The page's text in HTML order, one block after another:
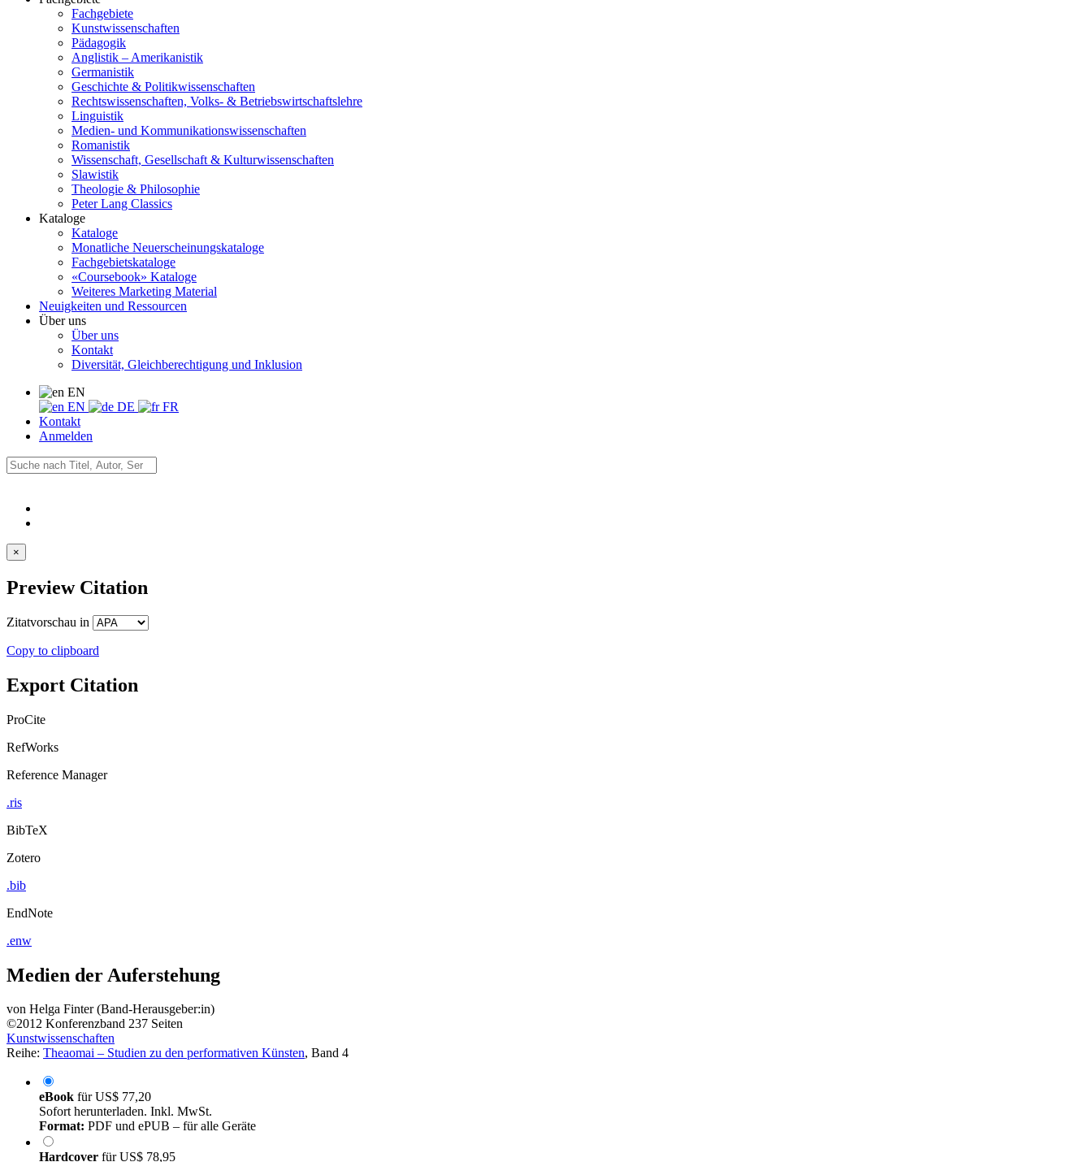
Fachgebiete
Kunstwissenschaften
Pädagogik
Anglistik – Amerikanistik
Germanistik
Geschichte & Politikwissenschaften
Rechtswissenschaften, Volks- & Betriebswirtschaftslehre
Linguistik
Medien- und Kommunikationswissenschaften
Romanistik
Wissenschaft, Gesellschaft & Kulturwissenschaften
Slawistik
Theologie & Philosophie
Peter Lang Classics
Kataloge
Kataloge
Monatliche Neuerscheinungskataloge
Fachgebietskataloge
«Coursebook» Kataloge
Weiteres Marketing Material
Neuigkeiten und Ressourcen
Über uns
Über uns
Kontakt
Diversität, Gleichberechtigung und Inklusion
EN
EN
DE
FR
Kontakt
Anmelden
×
Preview Citation
Zitatvorschau in
Copy to clipboard
Export Citation
ProCite
RefWorks
Reference Manager
.ris
BibTeX
Zotero
.bib
EndNote
.enw
Medien der Auferstehung
von Helga Finter (Band-Herausgeber:in)
©2012 Konferenzband 237 Seiten
Kunstwissenschaften
Reihe: Theaomai – Studien zu den performativen Künsten, Band 4
eBook fürUS$ 77,20
Sofort herunterladen. Inkl. MwSt.
Format: PDF und ePUB – für alle Geräte
Hardcover fürUS$ 78,95